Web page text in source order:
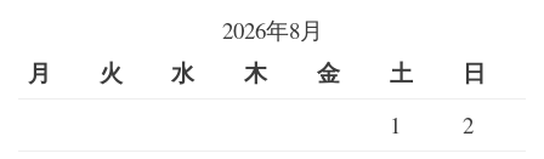
ー
2026年8月
月 火 水 木 金 土 日
1
2